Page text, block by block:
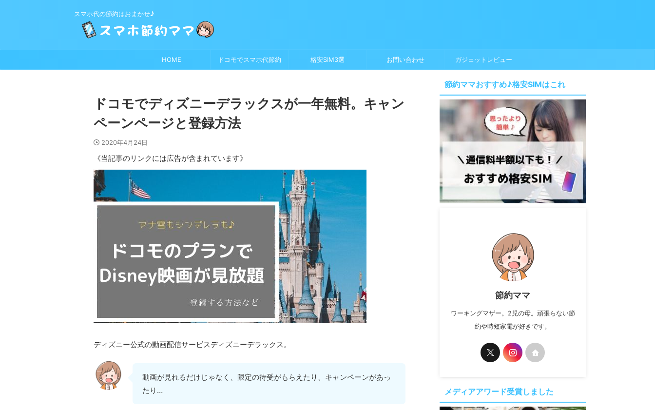
スマホ代の節約はおまかせ♪
HOME ドコモでスマホ代節約 格安SIM3選 お問い合わせ ガジェットレビュー
ドコモでディズニーデラックスが一年無料。キャン
ペーンページと登録方法
2020年4月24日
《当記事のリンクには広告が含まれています》
ディズニー公式の動画配信サービスディズニーデラックス。
動画が見れるだけじゃなく、限定の待受がもらえたり、キャンペーンがあっ
たり…
節約ママおすすめ♪格安SIMはこれ
節約ママ
ワーキングマザー。2児の母。頑張らない節
約や時短家電が好きです。
メディアアワード受賞しました